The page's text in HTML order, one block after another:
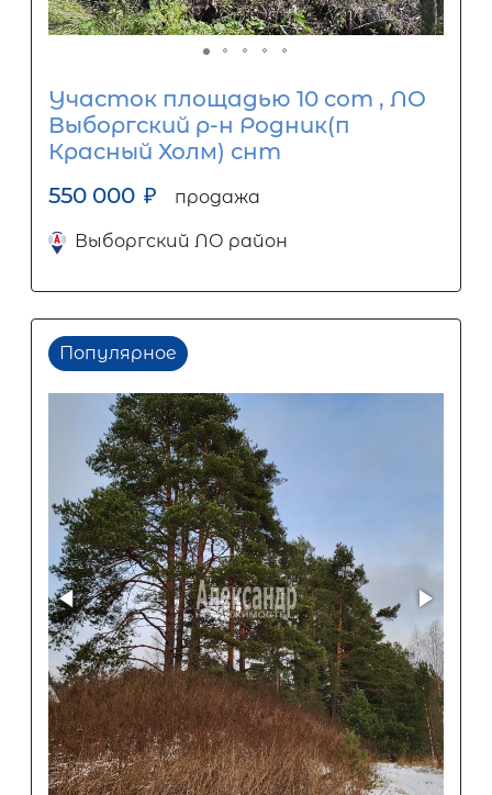
Участок площадью 10 сот , ЛО
Выборгский р-н Родник(п
Красный Холм) снт
550 000 ₽ продажа
Выборгский ЛО район
Популярное